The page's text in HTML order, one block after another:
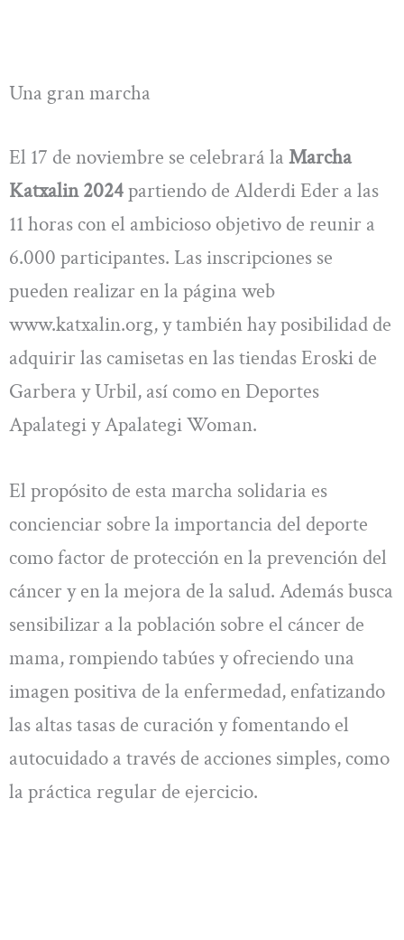
Una gran marcha
El 17 de noviembre se celebrará la Marcha
Katxalin 2024partiendo de Alderdi Eder a las
11 horas con el ambicioso objetivo de reunir a
6.000 participantes. Las inscripciones se
pueden realizar en la página web
www.katxalin.org, y también hay posibilidad de
adquirir las camisetas en las tiendas Eroski de
Garbera y Urbil, así como en Deportes
Apalategi y Apalategi Woman.
El propósito de esta marcha solidaria es
concienciar sobre la importancia del deporte
como factor de protección en la prevención del
cáncer y en la mejora de la salud. Además busca
sensibilizar a la población sobre el cáncer de
mama, rompiendo tabúes y ofreciendo una
imagen positiva de la enfermedad, enfatizando
las altas tasas de curación y fomentando el
autocuidado a través de acciones simples, como
la práctica regular de ejercicio.